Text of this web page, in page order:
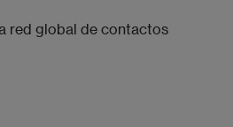
red global de contactos